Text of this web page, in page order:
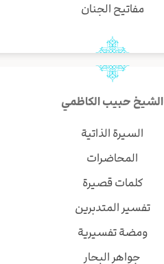
مفاتيح الجنان
الشيخ حبيب الكاظمي
السيرة الذاتية
المحاضرات
كلمات قصيرة
تفسير المتدبرين
ومضة تفسيرية
جواهر البحار